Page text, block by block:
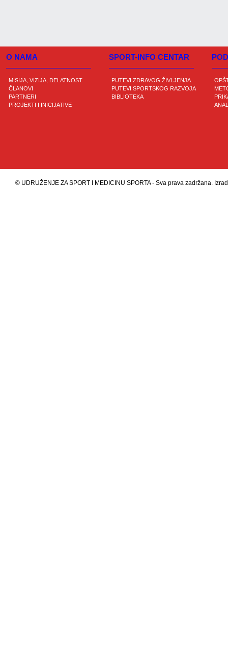
O NAMA
MISIJA, VIZIJA, DELATNOST
ČLANOVI
PARTNERI
PROJEKTI I INICIJATIVE
SPORT-INFO CENTAR
PUTEVI ZDRAVOG ŽIVLJENJA
PUTEVI SPORTSKOG RAZVOJA
BIBLIOTEKA
© UDRUŽENJE ZA SPORT I MEDICINU SPORTA - Sva prava zadržana.